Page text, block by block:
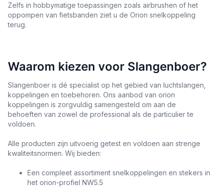
Zelfs in hobbymatige toepassingen zoals airbrushen of het
oppompen van fietsbanden ziet u de Orion snelkoppeling
terug.
Waarom kiezen voor Slangenboer?
Slangenboer is dé specialist op het gebied van luchtslangen,
koppelingen en toebehoren. Ons aanbod van orion
koppelingen is zorgvuldig samengesteld om aan de
behoeften van zowel de professional als de particulier te
voldoen.
Alle producten zijn uitvoerig getest en voldoen aan strenge
kwaliteitsnormen. Wij bieden:
Een compleet assortiment snelkoppelingen en stekers in
het orion-profiel NW5.5